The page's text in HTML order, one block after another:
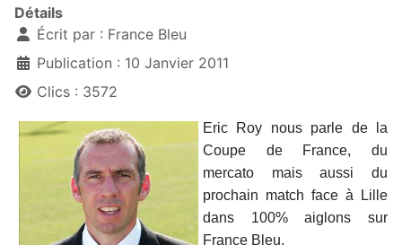
Détails
Écrit par : France Bleu
Publication : 10 Janvier 2011
Clics : 3572
Eric Roy nous parle de la
Coupe de France, du
mercato mais aussi du
prochain match face à Lille
dans 100% aiglons sur
France Bleu.